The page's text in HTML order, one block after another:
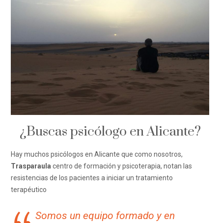
¿Buscas psicólogo en Alicante?
Hay muchos psicólogos en Alicante que como nosotros,
Trasparaula centro de formación y psicoterapia, notan las
resistencias de los pacientes a iniciar un tratamiento
terapéutico
Somos un equipo formado y en